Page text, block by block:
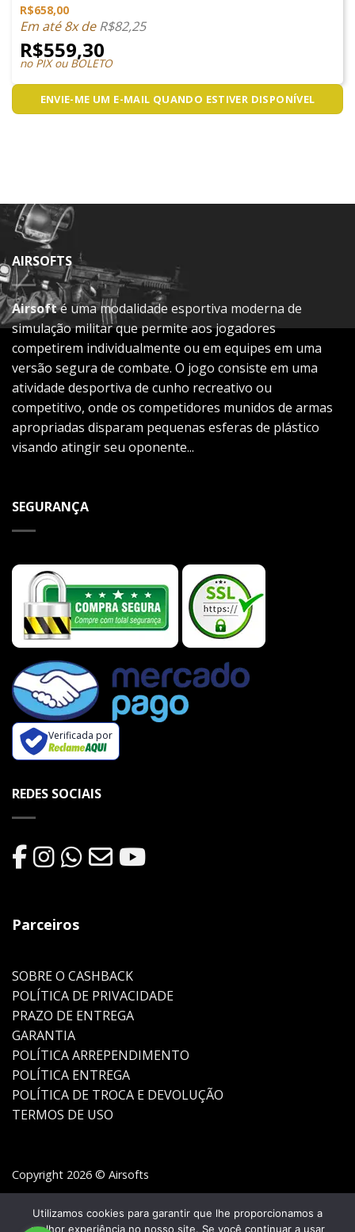
Avaliação
5.00 de 5
R$658,00
Em até 8x deR$82,25
R$559,30
no PIX ou BOLETO
ENVIE-ME UM E-MAIL QUANDO ESTIVER DISPONÍVEL
AIRSOFTS
Airsofté uma modalidade esportiva moderna de
simulação militar que permite aos jogadores
competirem individualmente ou em equipes em uma
versão segura de combate. O jogo consiste em uma
atividade desportiva de cunho recreativo ou
competitivo, onde os competidores munidos de armas
apropriadas disparam pequenas esferas de plástico
visando atingir seu oponente...
SEGURANÇA
Verificada por
REDES SOCIAIS
Parceiros
SOBRE O CASHBACK
POLÍTICA DE PRIVACIDADE
PRAZO DE ENTREGA
GARANTIA
POLÍTICA ARREPENDIMENTO
POLÍTICA ENTREGA
POLÍTICA DE TROCA E DEVOLUÇÃO
TERMOS DE USO
Copyright 2026 © Airsofts
Utilizamos cookies para garantir que lhe proporcionamos a
melhor experiência no nosso site. Se você continuar a usar